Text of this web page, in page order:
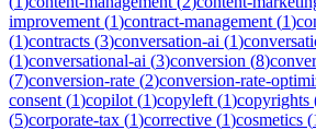
improvement (1)contract-management (1)
(1)contracts (3)conversation-ai (1)
(1)conversational-ai (3)conversion (8)
(7)conversion-rate (2)conversion-rate-
consent (1)copilot (1)copyleft (1)copyrights
(5)corporate-tax (1)corrective (1)cosmetics (